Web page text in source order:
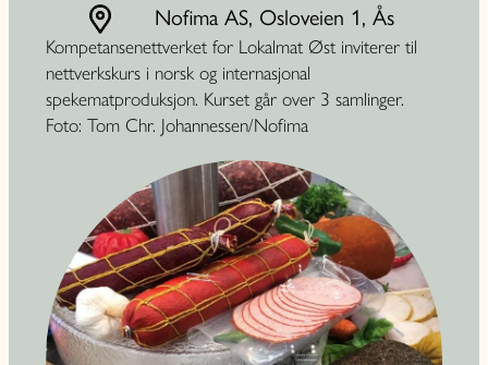
Nofima AS, Osloveien 1, Ås
Kompetansenettverket for Lokalmat Øst inviterer til
nettverkskurs i norsk og internasjonal
spekematproduksjon. Kurset går over 3 samlinger.
Foto: Tom Chr. Johannessen/Nofima